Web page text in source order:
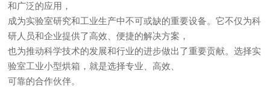
和广泛的应用，
成为实验室研究和工业生产中不可或缺的重要设备。它不仅为科
研人员和企业提供了高效、便捷的解决方案，
也为推动科学技术的发展和行业的进步做出了重要贡献。选择实
验室工业小型烘箱，就是选择专业、高效、
可靠的合作伙伴。